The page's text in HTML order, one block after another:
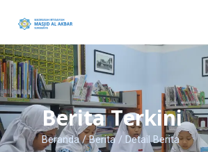
content
Berita Terkini
Beranda/Berita/ Detail Berita